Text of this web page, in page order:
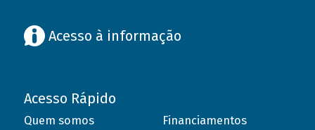
Acesso à informação
Acesso Rápido
Quem somos
Financiamentos